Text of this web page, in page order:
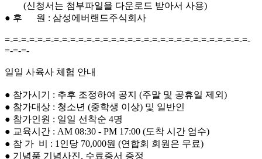
(신청서는 첨부파일을 다운로드 받아서 사용)
● 후 원 : 삼성에버랜드주식회사
=-=-=-=-=-=-=-=-=-=-=-=-=-=-=-=-=-=-=-=-=-=-=-=-=-=-=-=-=-=-
=-=-=-
일일 사육사 체험 안내
● 참가시기 : 추후 조정하여 공지 (주말 및 공휴일 제외)
● 참가대상 : 청소년 (중학생 이상) 및 일반인
● 참가인원 : 일일 선착순 4명
● 교육시간 : AM 08:30 - PM 17:00 (도착 시간 엄수)
● 참 가 비 : 1인당 70,000원 (연합회 회원은 무료)
● 기념품 기념사진, 수료증서 증정